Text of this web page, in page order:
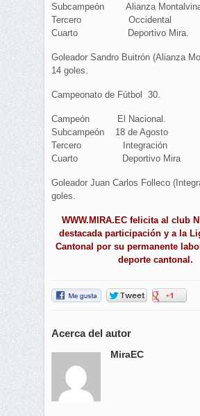
Subcampeón Alianza
Tercero Occidental
Cuarto Deportivo Mira.
Goleador Sandro Buitrón (Alianza
14 goles.
Campeonato de Fútbol 30.
Campeón El Nacional.
Subcampeón 18 de Agosto
Tercero Integración
Cuarto Deportivo Mira
Goleador Juan Carlos Folleco
goles.
WWW.MIRA.EC felicita al club
destacada participación y a la
Cantonal por su permanente
deporte cantonal.
Acerca del autor
MiraEC